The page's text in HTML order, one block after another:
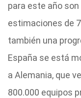
para este año
estimaciones de
también una
España se está
a Alemania, que
800.000 equipos